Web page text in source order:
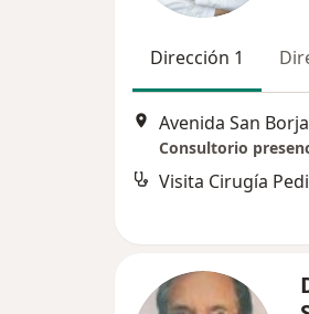
Dirección 1
Avenida San
Consultorio
Visita Cirugía